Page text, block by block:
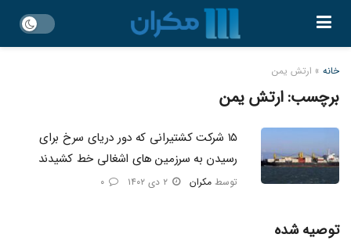
خانه » ارتش یمن
برچسب:ارتش یمن
۱۵ شرکت کشتیرانی که دور دریای سرخ برای
رسیدن به سرزمین‌ های اشغالی خط کشیدند
توسط مکران
توصیه شده